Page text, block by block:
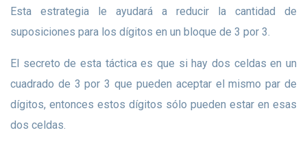
Esta estrategia le ayudará a reducir la cantidad de
suposiciones para los dígitos en un bloque de 3 por 3.
El secreto de esta táctica es que si hay dos celdas en un
cuadrado de 3 por 3 que pueden aceptar el mismo par de
dígitos, entonces estos dígitos sólo pueden estar en esas
dos celdas.